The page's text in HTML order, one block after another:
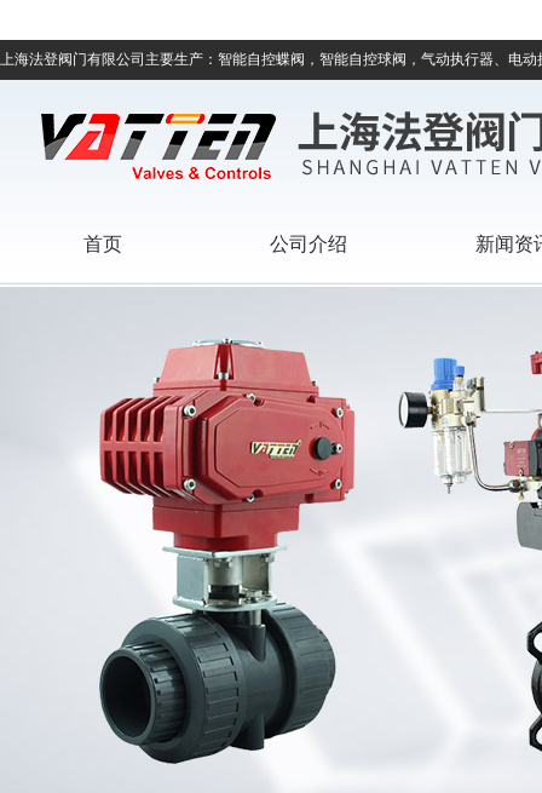
上海法登阀门有限公司主要生产：智能自控蝶阀，智能自控球阀，气动执行器、电
首页 公司介绍 新闻资